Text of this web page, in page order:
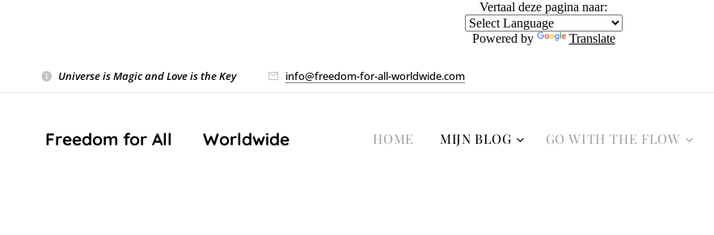
Vertaal deze pagina naar:
Powered by Translate
Universe is Magic and Love is the Key❤️ info@freedom-for-all-worldwide.com
Freedom for All ❤️ Worldwide HOME MIJN BLOG GO WITH THE FLOW